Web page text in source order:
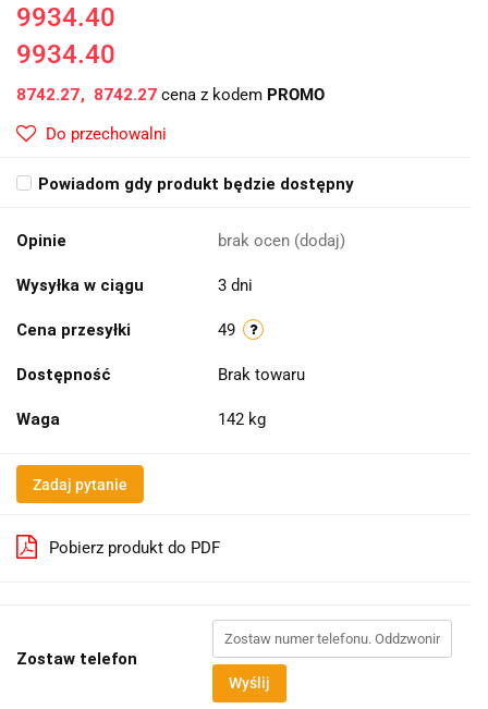
9934.40
9934.40
8742.27 8742.27 cena z kodem PROMO
Do przechowalni
Powiadom gdy produkt będzie dostępny
Opinie brak ocen (dodaj)
Wysyłka w ciągu 3 dni
Cena przesyłki 49
Dostępność Brak towaru
Waga 142 kg
Zadaj pytanie
Pobierz produkt do PDF
Zostaw telefon
Wyślij